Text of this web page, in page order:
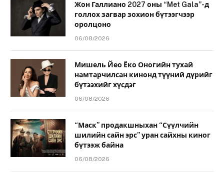
Жон Галлиано 2027 оны “Met Gala”-д
голлох загвар зохион бүтээгчээр
оролцоно
06/08/2026
Мишель Йео Ёко Оногийн тухай
намтарчилсан кинонд түүний дүрийг
бүтээхийг хүсдэг
06/08/2026
“Маск” продакшныхан “Сүүлчийн
шилийн сайн эрс” уран сайхны киног
бүтээж байна
06/08/2026